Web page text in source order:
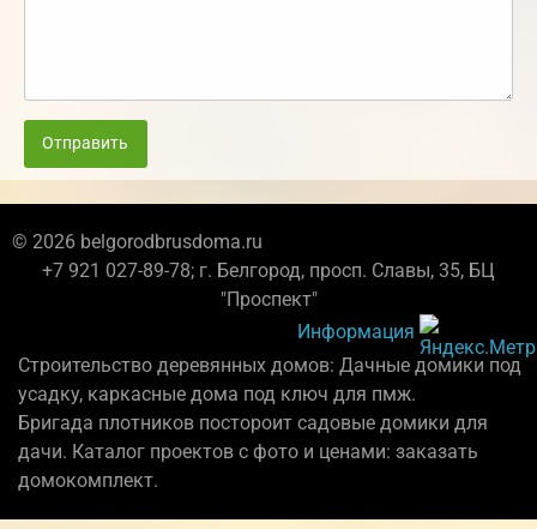
Отправить
© 2026 belgorodbrusdoma.ru
+7 921 027-89-78; г. Белгород, просп. Славы, 35, БЦ
"Проспект"
Информация
Строительство деревянных домов: Дачные домики под
усадку, каркасные дома под ключ для пмж.
Бригада плотников постороит садовые домики для
дачи. Каталог проектов с фото и ценами: заказать
домокомплект.